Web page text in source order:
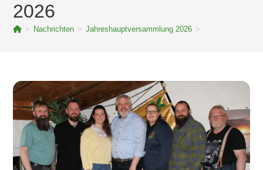
2026
> Nachrichten > Jahreshauptversammlung 2026 >